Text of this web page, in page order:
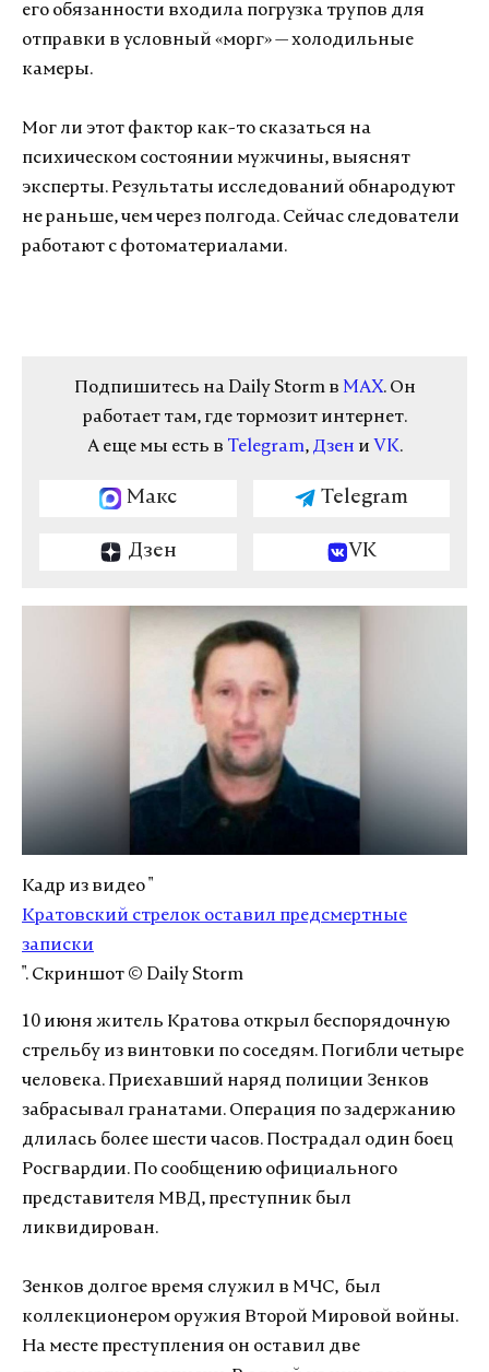
его обязанности входила погрузка трупов для
отправки в условный «морг» — холодильные
камеры.
Мог ли этот фактор как-то сказаться на
психическом состоянии мужчины, выяснят
эксперты. Результаты исследований обнародуют
не раньше, чем через полгода. Сейчас следователи
работают с фотоматериалами.
Подпишитесь на Daily Storm в MAX. Он
работает там, где тормозит интернет.
А еще мы есть в Telegram, Дзен и VK.
Макс Telegram
Дзен VK
Кадр из видео "
Кратовский стрелок оставил предсмертные
записки
". Скриншот © Daily Storm
10 июня житель Кратова открыл беспорядочную
стрельбу из винтовки по соседям. Погибли четыре
человека. Приехавший наряд полиции Зенков
забрасывал гранатами. Операция по задержанию
длилась более шести часов. Пострадал один боец
Росгвардии. По сообщению официального
представителя МВД, преступник был
ликвидирован.
Зенков долгое время служил в МЧС, был
коллекционером оружия Второй Мировой войны.
На месте преступления он оставил две